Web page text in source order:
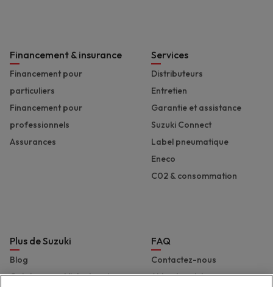
Financement & insurance
Financement pour
particuliers
Financement pour
professionnels
Assurances
Services
Distributeurs
Entretien
Garantie et assistance
Suzuki Connect
Label pneumatique
Eneco
C02 & consommation
Plus de Suzuki
Blog
Catalogues et liste de prix
FAQ
Contactez-nous
Aide et assistance